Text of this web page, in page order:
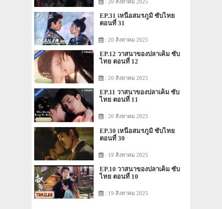
: 20 สิงหาคม 2025
EP.31 เหนือสมรภูมิ ซับไทย
ตอนที่ 31
: 20 สิงหาคม 2025
EP.12 วาสนาของปลาเค็ม ซับ
ไทย ตอนที่ 12
: 20 สิงหาคม 2025
EP.11 วาสนาของปลาเค็ม ซับ
ไทย ตอนที่ 11
: 20 สิงหาคม 2025
EP.30 เหนือสมรภูมิ ซับไทย
ตอนที่ 30
: 19 สิงหาคม 2025
EP.10 วาสนาของปลาเค็ม ซับ
ไทย ตอนที่ 10
: 19 สิงหาคม 2025